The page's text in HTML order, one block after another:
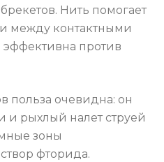
Нить помогает
между контактными
эффективна против
польза очевидна: он
и рыхлый налет струей
зоны
фторида.